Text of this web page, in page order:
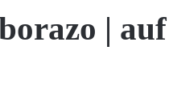
| auf